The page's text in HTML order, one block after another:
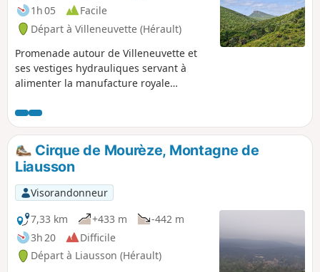
1h 05
Facile
Départ à Villeneuvette (Hérault)
Promenade autour de Villeneuvette et
ses vestiges hydrauliques servant à
alimenter la manufacture royale
Cirque de Mourèze, Montagne de
Liausson
Visorandonneur
7,33 km
+433 m
-442 m
3h 20
Difficile
Départ à Liausson (Hérault)